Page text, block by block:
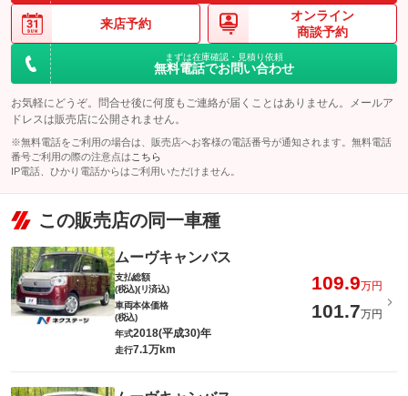
来店予約
オンライン
商談予約
まずは在庫確認・見積り依頼
無料電話でお問い合わせ
お気軽にどうぞ。問合せ後に何度もご連絡が届くことはありません。メールア
ドレスは販売店に公開されません。
※無料電話をご利用の場合は、販売店へお客様の電話番号が通知されます。無料電話
番号ご利用の際の注意点は こちら
IP電話、ひかり電話からはご利用いただけません。
この販売店の同一車種
ムーヴキャンバス
支払総額
(税込)(リ済込)
109.9万円
車両本体価格
(税込)
101.7万円
年式2018(平成30)年
走行7.1万km